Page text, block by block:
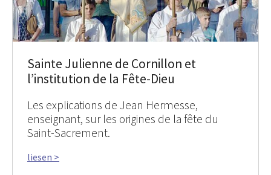
Sainte Julienne de Cornillon et
l’institution de la Fête-Dieu
Les explications de Jean Hermesse,
enseignant, sur les origines de la fête du
Saint-Sacrement.
liesen >